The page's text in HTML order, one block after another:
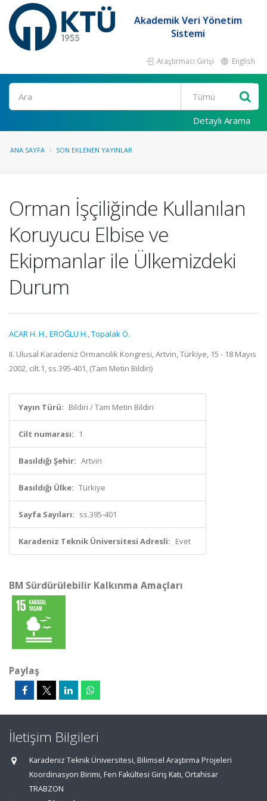
Akademik Veri Yönetim
Sistemi
Araştırmacı Girişi English
Ara
Detaylı Arama
ANA SAYFA SON EKLENEN YAYINLAR
Orman İşçiliğinde Kullanılan
Koruyucu Elbise ve
Ekipmanlar ile Ülkemizdeki
Durum
ACAR H. H.,EROĞLU H.,Topalak Ö.
II. Ulusal Karadeniz Ormancılık Kongresi, Artvin, Türkiye, 15 - 18 Mayıs
2002, cilt.1, ss.395-401, (Tam Metin Bildiri)
Yayın Türü: Bildiri / Tam Metin Bildiri
Cilt numarası: 1
Basıldığı Şehir: Artvin
Basıldığı Ülke: Türkiye
Sayfa Sayıları: ss.395-401
Karadeniz Teknik Üniversitesi Adresli: Evet
BM Sürdürülebilir Kalkınma Amaçları
Paylaş
İletişim Bilgileri
Karadeniz Teknik Üniversitesi, Bilimsel Araştırma Projeleri
Koordinasyon Birimi, Fen Fakültesi Giriş Katı, Ortahisar
TRABZON